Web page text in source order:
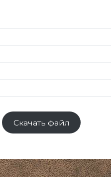
Скачать файл